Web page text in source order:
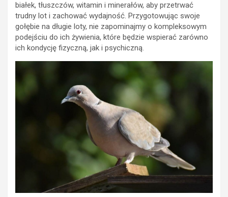
białek, tłuszczów, witamin i minerałów, aby przetrwać
trudny lot i zachować wydajność. Przygotowując swoje
gołębie na długie loty, nie zapominajmy o kompleksowym
podejściu do ich żywienia, które będzie wspierać zarówno
ich kondycję fizyczną, jak i psychiczną.